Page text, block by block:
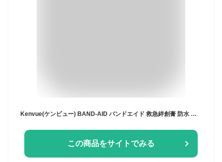
Kenvue(ケンビュー) BAND-AID バンドエイド 救急絆創膏 防水 指先用 10枚(ばんそうこう)
この商品をサイトでみる